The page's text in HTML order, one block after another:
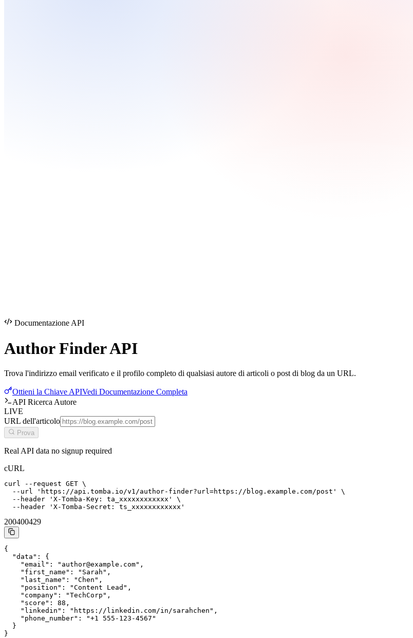
Documentazione API
Author FinderAPI
Trova l'indirizzo email verificato e il profilo completo di qualsiasi autore di articoli o post di blog da un URL.
Ottieni la Chiave APIVedi Documentazione Completa
API Ricerca Autore
LIVE
URL dell'articolo
Prova
Real API data no signup required
cURL
curl --request GET \
  --url 'https://api.tomba.io/v1/author-finder?url=https://blog.example.com/post' \
  --header 'X-Tomba-Key: ta_xxxxxxxxxxxx' \
  --header 'X-Tomba-Secret: ts_xxxxxxxxxxxx'
200400429
{
  "data": {
    "email": "author@example.com",
    "first_name": "Sarah",
    "last_name": "Chen",
    "position": "Content Lead",
    "company": "TechCorp",
    "score": 88,
    "linkedin": "https://linkedin.com/in/sarahchen",
    "phone_number": "+1 555-123-4567"
  }
}